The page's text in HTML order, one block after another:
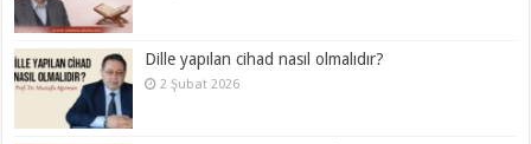
Dille yapılan cihad nasıl olmalıdır?
2 Şubat 2026